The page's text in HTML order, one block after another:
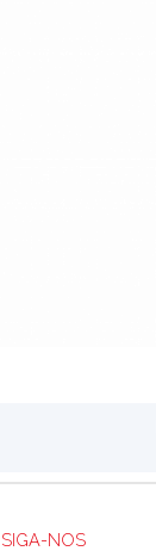
SIGA-NOS